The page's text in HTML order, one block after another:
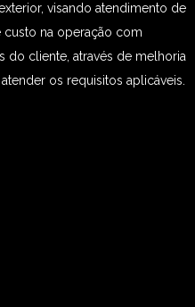
visando atendimento de
custo na operação com
do cliente, através de melhoria
os requisitos aplicáveis.